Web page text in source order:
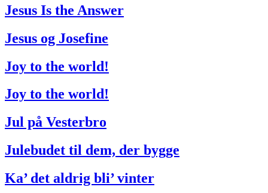
Jesus Is the Answer
Jesus og Josefine
Joy to the world!
Joy to the world!
Jul på Vesterbro
Julebudet til dem, der bygge
Ka’ det aldrig bli’ vinter